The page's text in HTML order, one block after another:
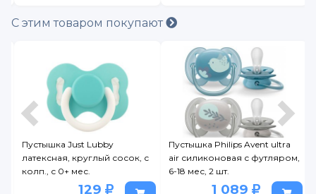
С этим товаром покупают
Пустышка Just Lubby
латексная, круглый сосок, с
колп., с 0+ мес.
129
Пустышка Philips Avent ultra
air силиконовая с футляром,
6-18 мес, 2 шт.
1 089